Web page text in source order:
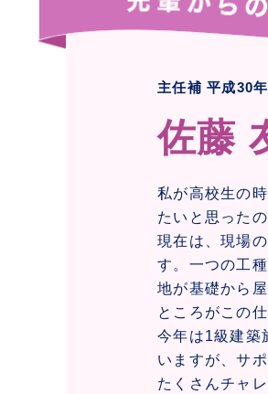
主任補 平成30
佐藤
私が高校生の
たいと思った
現在は、現場
す。一つの工
地が基礎から
ところがこの
今年は1級建築
いますが、サ
たくさんチャ